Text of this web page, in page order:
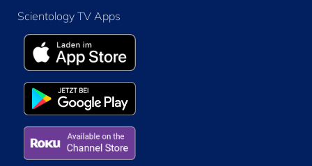
Scientology TV Apps